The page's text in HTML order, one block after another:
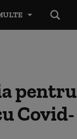
pentru
Covid-